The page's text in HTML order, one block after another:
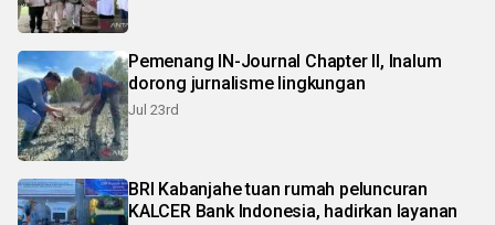
Pemenang IN-Journal Chapter II, Inalum
dorong jurnalisme lingkungan
Jul 23rd
BRI Kabanjahe tuan rumah peluncuran
KALCER Bank Indonesia, hadirkan layanan